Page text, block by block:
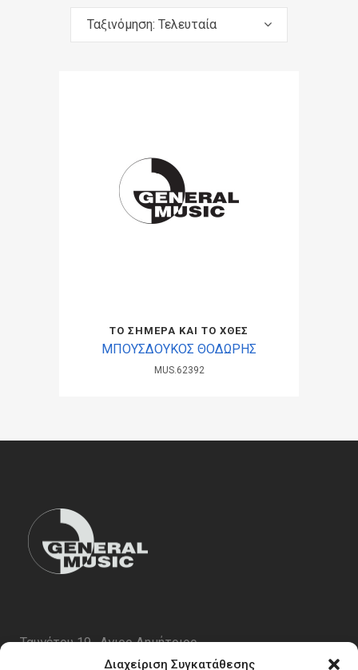
Διαχείριση Συγκατάθεσης
Ταξινόμηση: Τελευταία
ΤΟ ΣΗΜΕΡΑ ΚΑΙ ΤΟ ΧΘΕΣ
ΜΠΟΥΣΔΟΥΚΟΣ ΘΟΔΩΡΗΣ
MUS.62392
Ταυγέτου 19 , Αγιος Δημήτριος